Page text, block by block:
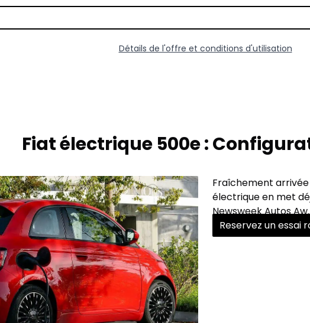
Détails de l'offre et conditions d'utilisation
Fiat électrique 500e :
Fraîchement arrivée
électrique en met
Newsweek Autos Aw
Reservez un essai